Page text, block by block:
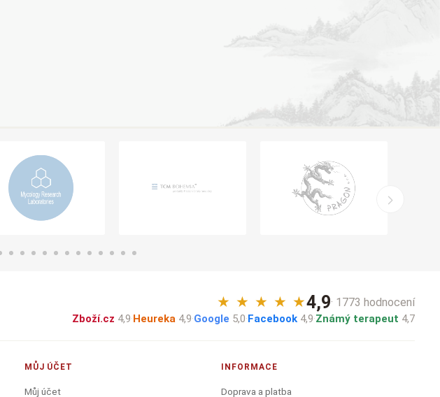
★ ★ ★ ★ ★4,9· 1773 hodnocení
Zboží.cz 4,9·Heureka 4,9·Google 5,0·Facebook 4,9·Známý terapeut 4,7
MŮJ ÚČET
Můj účet
INFORMACE
Doprava a platba